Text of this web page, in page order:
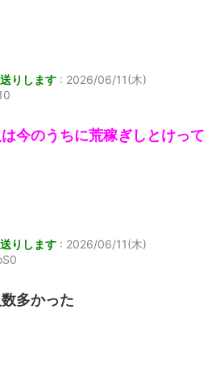
りします : 2026/06/11(木)
今のうちに荒稼ぎしとけって
りします : 2026/06/11(木)
多かった